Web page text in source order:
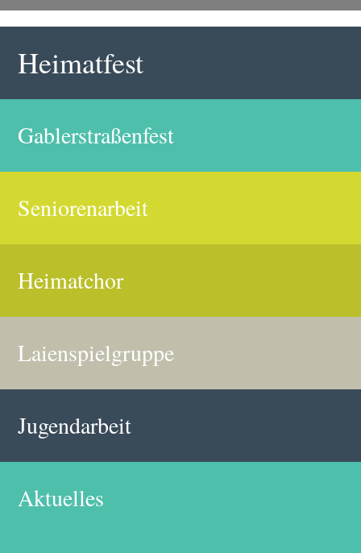
Heimatfest
Gablerstraßenfest
Seniorenarbeit
Heimatchor
Laienspielgruppe
Jugendarbeit
Aktuelles